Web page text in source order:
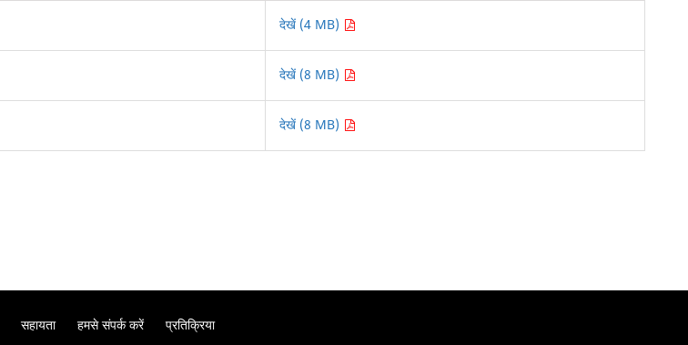
देखें (4 MB)
देखें (8 MB)
देखें (8 MB)
सहायता हमसे संपर्क करें प्रतिक्रिया